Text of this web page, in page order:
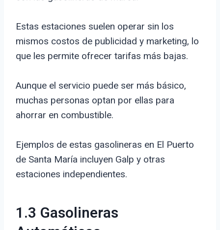
Estas estaciones suelen operar sin los
mismos costos de publicidad y marketing, lo
que les permite ofrecer tarifas más bajas.
Aunque el servicio puede ser más básico,
muchas personas optan por ellas para
ahorrar en combustible.
Ejemplos de estas gasolineras en El Puerto
de Santa María incluyen Galp y otras
estaciones independientes.
1.3 Gasolineras